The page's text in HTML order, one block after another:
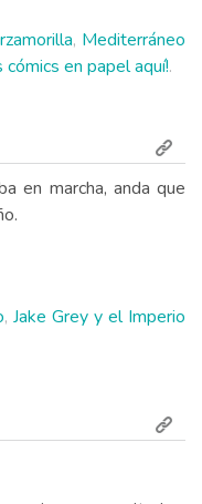
, Mediterráneo
cómics en papel aquí!.
en marcha, anda que
, Jake Grey y el Imperio